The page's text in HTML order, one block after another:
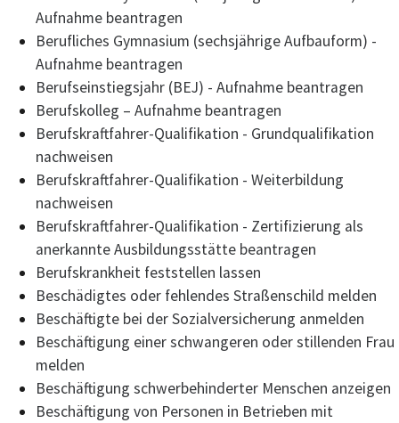
Aufnahme beantragen
Berufliches Gymnasium (sechsjährige Aufbauform) -
Aufnahme beantragen
Berufseinstiegsjahr (BEJ) - Aufnahme beantragen
Berufskolleg – Aufnahme beantragen
Berufskraftfahrer-Qualifikation - Grundqualifikation
nachweisen
Berufskraftfahrer-Qualifikation - Weiterbildung
nachweisen
Berufskraftfahrer-Qualifikation - Zertifizierung als
anerkannte Ausbildungsstätte beantragen
Berufskrankheit feststellen lassen
Beschädigtes oder fehlendes Straßenschild melden
Beschäftigte bei der Sozialversicherung anmelden
Beschäftigung einer schwangeren oder stillenden Frau
melden
Beschäftigung schwerbehinderter Menschen anzeigen
Beschäftigung von Personen in Betrieben mit